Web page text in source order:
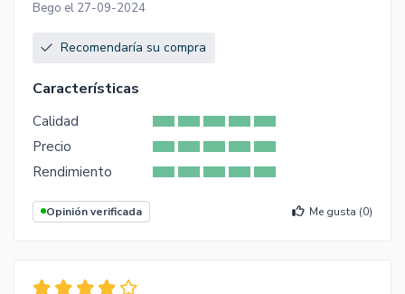
Bego el 27-09-2024
Recomendaría su compra
Características
Calidad
Precio
Rendimiento
Opinión verificada Me gusta (0)